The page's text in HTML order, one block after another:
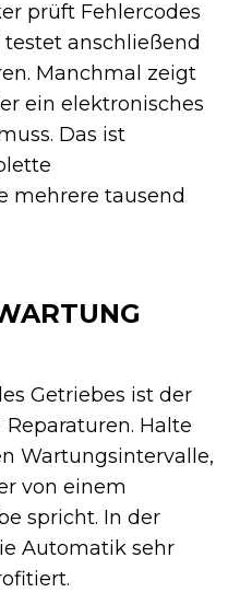
prüft Fehlercodes
anschließend
Manchmal zeigt
ein elektronisches
Das ist
mehrere tausend
Getriebes ist der
Halte
Wartungsintervalle,
von einem
spricht. In der
Automatik sehr